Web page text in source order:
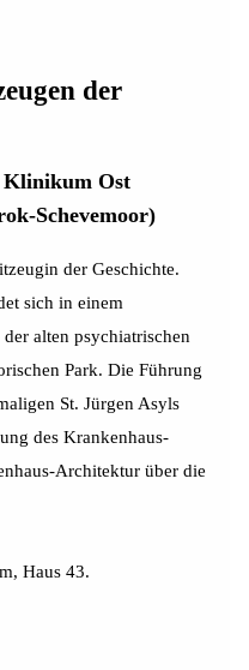
der
Klinikum Ost
Schevemoor)
der Geschichte.
sich in einem
alten psychiatrischen
Park. Die Führung
St. Jürgen Asyls
des Krankenhaus-
Architektur über die
Haus 43.